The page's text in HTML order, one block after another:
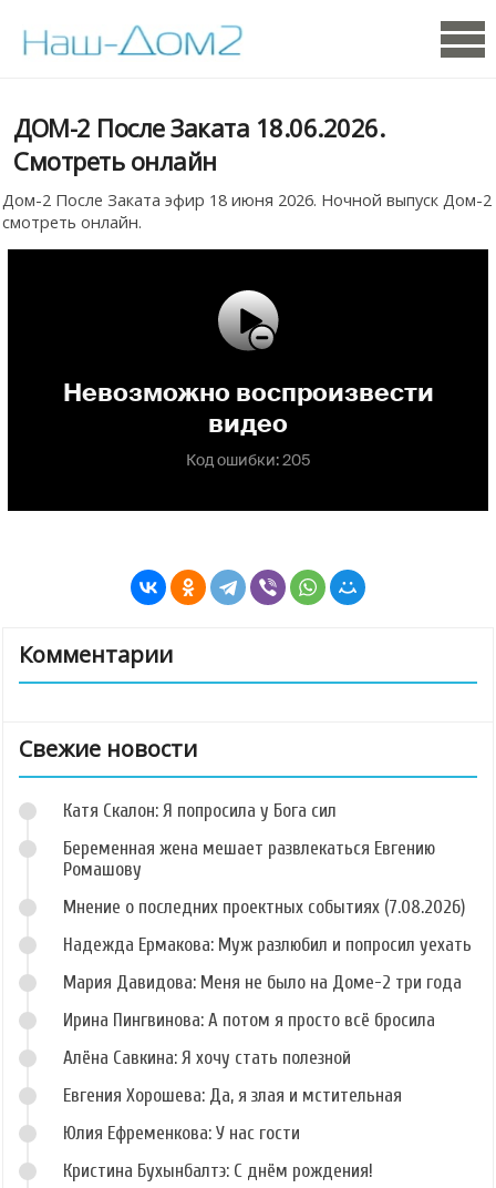
ДОМ-2 После Заката 18.06.2026.
Смотреть онлайн
Дом-2 После Заката эфир 18 июня 2026. Ночной выпуск Дом-2
смотреть онлайн.
Комментарии
Свежие новости
Катя Скалон: Я попросила у Бога сил
Беременная жена мешает развлекаться Евгению
Ромашову
Мнение о последних проектных событиях (7.08.2026)
Надежда Ермакова: Муж разлюбил и попросил уехать
Мария Давидова: Меня не было на Доме-2 три года
Ирина Пингвинова: А потом я просто всё бросила
Алёна Савкина: Я хочу стать полезной
Евгения Хорошева: Да, я злая и мстительная
Юлия Ефременкова: У нас гости
Кристина Бухынбалтэ: С днём рождения!